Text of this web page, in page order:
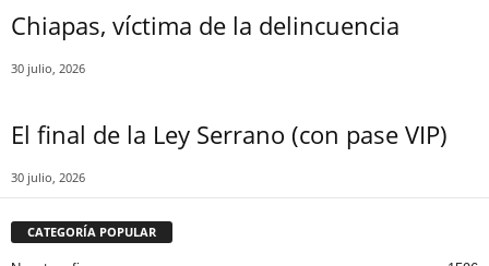
Chiapas, víctima de la delincuencia
30 julio, 2026
El final de la Ley Serrano (con pase VIP)
30 julio, 2026
CATEGORÍA POPULAR